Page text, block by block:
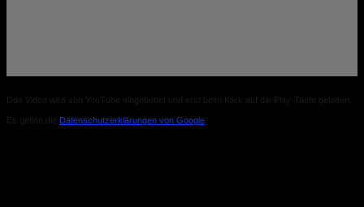
Das Video wird von YouTube eingebettet und erst beim Klick auf die Play-Taste geladen.
Es gelten die Datenschutzerklärungen von Google